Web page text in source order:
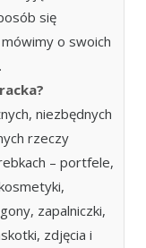
się
mówimy o swoich
niezbędnych
rzeczy
– portfele,
zapalniczki,
zdjęcia i